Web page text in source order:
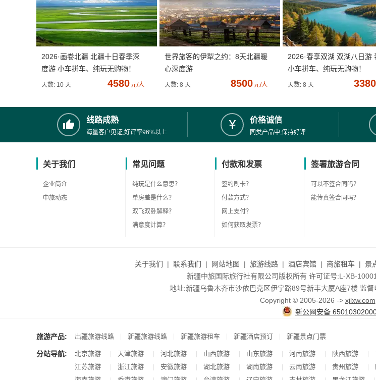
2026·画卷北疆 北疆十日春季深
度游 小车拼车、纯玩无购物！
天数: 10 天 4580元/人
世界旅客的伊犁之约：8天北疆暖
心深度游
天数: 8 天 8500元/人
2026·春享双湖 双湖八日游
小车拼车、纯玩无购物！
天数: 8 天 3380
线路成熟
海量客户见证,好评率96%以上
价格诚信
同类产品中,保持好评
关于我们
企业简介
中旅动态
常见问题
纯玩是什么意思？
单房差是什么？
双飞双卧解释？
满意度计算？
付款和发票
签约刷卡？
付款方式？
网上支付？
如何获取发票？
签署旅游合同
可以不签合同吗？
能传真签合同吗？
关于我们 | 联系我们 | 网站地图 | 旅游线路 | 酒店宾馆 | 商旅租车 | 景
新疆中旅国际旅行社有限公司版权所有 许可证号:L-XB-
地址:新疆乌鲁木齐市沙依巴克区伊宁路89号新丰大厦A座7楼 监
Copyright © 2005-2026 -> xjlxw.com
新公网安备
旅游产品: 出疆旅游线路 | 新疆旅游线路 | 新疆旅游租车 | 新疆酒店预订 | 新疆景点门票
分站导航: 北京旅游 | 天津旅游 | 河北旅游 | 山西旅游 | 山东旅游 | 河南旅游 | 陕西旅游 |
江苏旅游 | 浙江旅游 | 安徽旅游 | 湖北旅游 | 湖南旅游 | 云南旅游 | 贵州旅游 |